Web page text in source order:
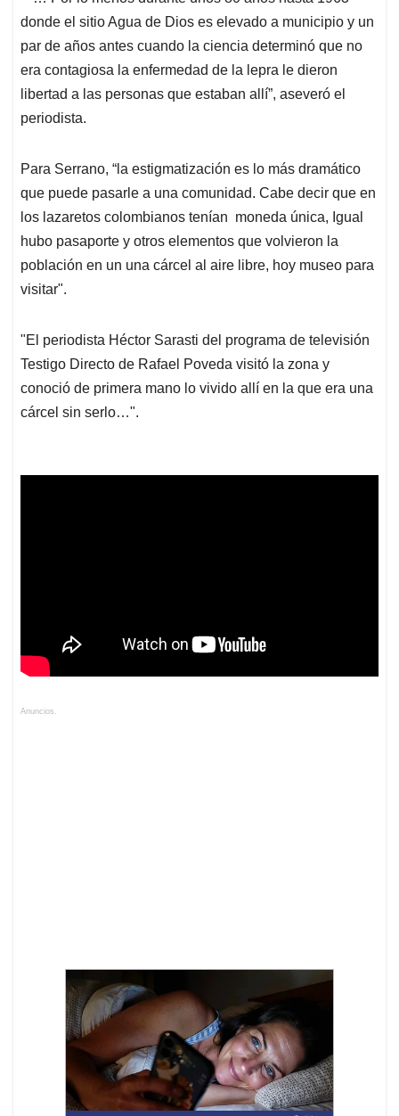
donde el sitio Agua de Dios es elevado a municipio y un
par de años antes cuando la ciencia determinó que no
era contagiosa la enfermedad de la lepra le dieron
libertad a las personas que estaban allí”, aseveró el
periodista.
Para Serrano, “la estigmatización es lo más dramático
que puede pasarle a una comunidad. Cabe decir que en
los lazaretos colombianos tenían moneda única, Igual
hubo pasaporte y otros elementos que volvieron la
población en un una cárcel al aire libre, hoy museo para
visitar".
"El periodista Héctor Sarasti del programa de televisión
Testigo Directo de Rafael Poveda visitó la zona y
conoció de primera mano lo vivido allí en la que era una
cárcel sin serlo…".
Anuncios.